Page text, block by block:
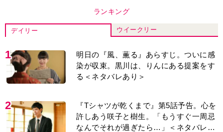
ランキング
デイリー ウイークリー
1
明日の『風、薫る』あらすじ。ついに感
染が収束。黒川は、りんにある提案をす
る＜ネタバレあり＞
2
『Tシャツが乾くまで』第5話予告。心を
許しあう咲子と樹生。「もうすぐ一周忌
なんでそれが過ぎたら…」＜ネタバレあ